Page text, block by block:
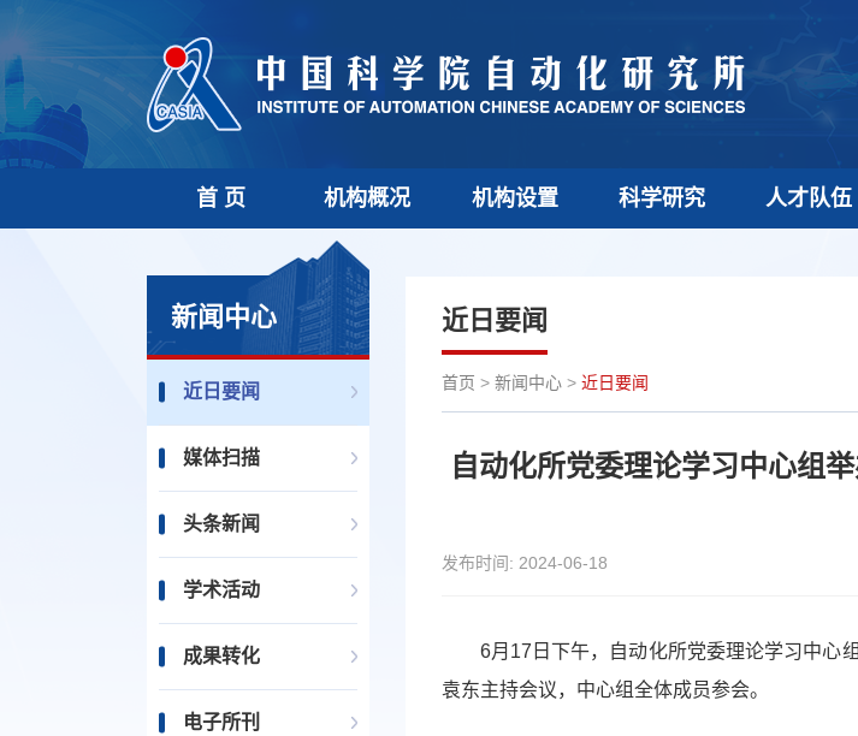
首 页 机构概况 机构设置 科学研究 人才队伍
新闻中心
近日要闻
媒体扫描
头条新闻
学术活动
成果转化
电子所刊
近日要闻
首页 > 新闻中心> 近日要闻
自动化所党委理论学习中心组
发布时间: 2024-06-18
6月17日下午，自动化所党委理论学习中心
袁东主持会议，中心组全体成员参会。